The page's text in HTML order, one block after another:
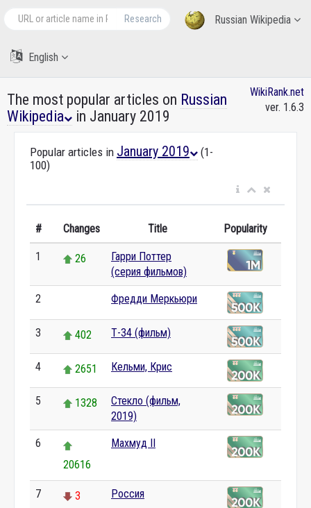
Russian Wikipedia
Research
English
The most popular articles on Russian
Wikipedia
in January 2019
WikiRank.net
ver. 1.6.3
Popular articles in January 2019
(1-
100)
# Changes Title Popularity
1 26
Гарри Поттер
(серия фильмов)
2 Фредди Меркьюри
3 402 Т-34 (фильм)
4 2651 Кельми, Крис
5 1328
Стекло (фильм,
2019)
6
20616
Махмуд II
7 3 Россия